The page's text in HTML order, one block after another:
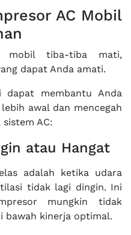
AC Mobil
mobil tiba-tiba mati,
dapat Anda amati.
dapat membantu Anda
awal dan mencegah
AC:
atau Hangat
adalah ketika udara
tidak lagi dingin. Ini
mungkin tidak
bawah kinerja optimal.